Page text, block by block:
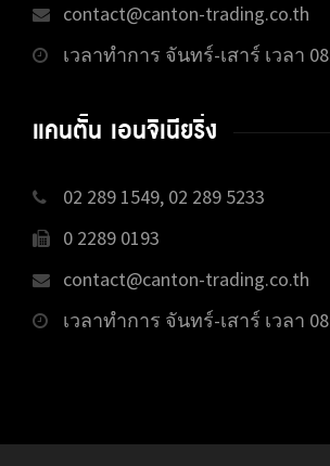
contact@canton-trading.co.th
เวลาทำการ จันทร์-เสาร์ เวลา
แคนตั้น เอนจิเนียริ่ง
02 289 1549, 02 289 5233
0 2289 0193
contact@canton-trading.co.th
เวลาทำการ จันทร์-เสาร์ เวลา